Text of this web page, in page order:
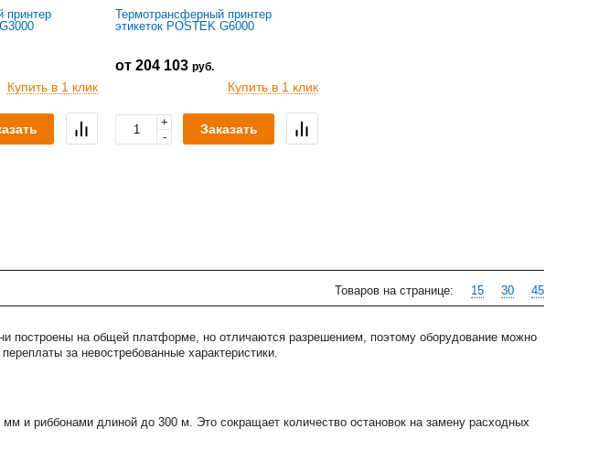
принтер
Купить в 1 клик
Термотрансферный принтер
этикеток POSTEK G6000
от 204 103руб.
Купить в 1 клик
+
-
Заказать
Товаров на странице: 15 30 45
построены на общей платформе, но отличаются разрешением, поэтому оборудование можно
за невостребованные характеристики.
и риббонами длиной до 300 м. Это сокращает количество остановок на замену расходных